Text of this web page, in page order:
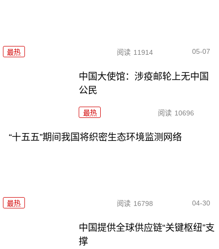
最热 阅读 11914 05-07
中国大使馆：涉疫邮轮上无中国
公民
最热 阅读 10696
“十五五”期间我国将织密生态环境监测网络
最热 阅读 16798 04-30
中国提供全球供应链“关键枢纽”支
撑